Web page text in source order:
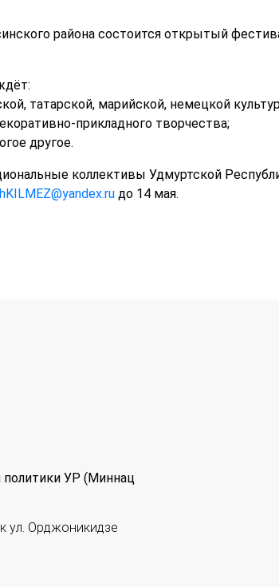
района состоится открытый
татарской, марийской, немецкой
прикладного творчества;
другое.
коллективы Удмуртской
до 14 мая.
политики УР (Миннац
ул. Орджоникидзе